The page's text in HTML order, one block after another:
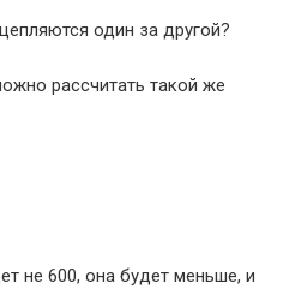
один за другой?
рассчитать такой же
не 600, она будет меньше, и